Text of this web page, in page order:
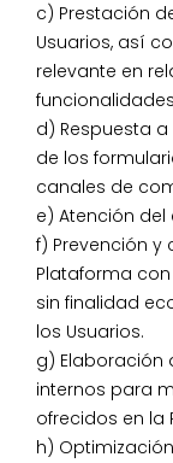
c) Prestación
Usuarios, así
relevante en
d) Respuesta
de los
canales de
e) Atención del
f) Prevención y
Plataforma
sin finalidad
los Usuarios.
g) Elaboración
internos para
ofrecidos en la
h)